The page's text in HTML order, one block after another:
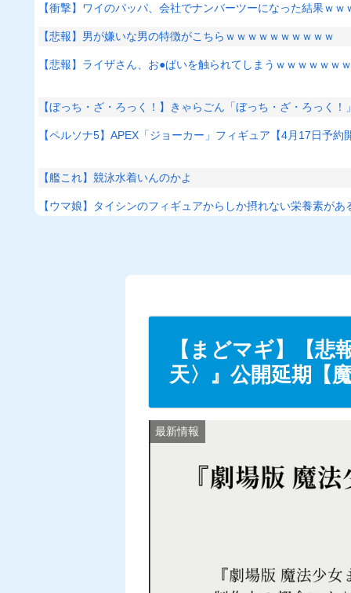
【衝撃】ワイのパッパ、会社でナンバーツーになった結果ｗｗ
【悲報】男が嫌いな男の特徴がこちらｗｗｗｗｗｗｗｗｗｗ
【悲報】ライザさん、お●ぱいを触られてしまうｗｗｗｗｗｗ
【ぼっち・ざ・ろっく！】きゃらごん「ぼっち・ざ・ろっく
【ペルソナ5】APEX「ジョーカー」フィギュア【4月17日予約
【艦これ】競泳水着いんのかよ
【ウマ娘】タイシンのフィギュアからしか摂れない栄養素があ
m
e
【まどマギ】【
天〉』公開延期【
最新情報